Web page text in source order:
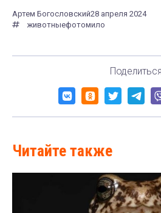
Артем Богословский28 апреля 2024
животныефотомило
Поделиться
Читайте также